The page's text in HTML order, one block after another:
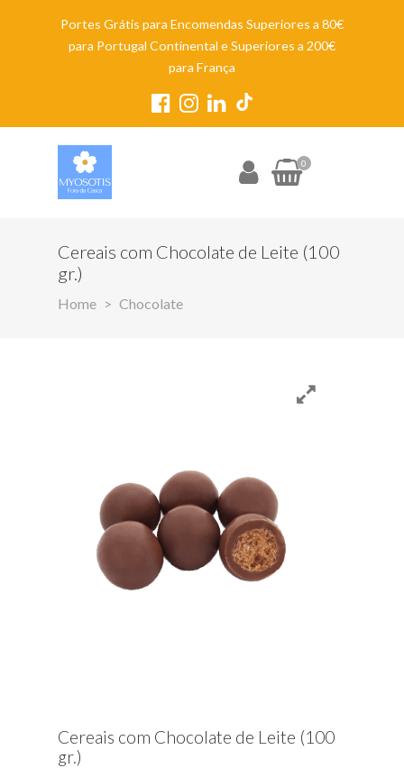
Portes Grátis para Encomendas Superiores a 80€
para Portugal Continental e Superiores a 200€
para França
0
Cereais com Chocolate de Leite (100
gr.)
Home Chocolate
Cereais com Chocolate de Leite (100
gr.)